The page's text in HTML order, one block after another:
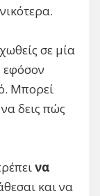
σε μία
εφόσον
Μπορεί
δεις πώς
να
και να